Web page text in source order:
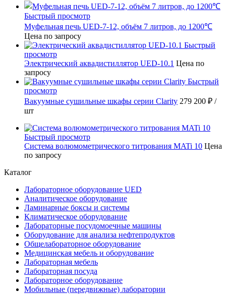
Быстрый просмотр
Муфельная печь UED-7-12, объём 7 литров, до 1200℃
Цена по запросу
Быстрый
просмотр
Электрический аквадистиллятор UED-10.1 Цена по
запросу
Быстрый
просмотр
Вакуумные сушильные шкафы серии Clarity 279 200 ₽ /
шт
Быстрый просмотр
Система волюмометрического титрования MATi 10 Цена
по запросу
Каталог
Лабораторное оборудование UED
Аналитическое оборудование
Ламинарные боксы и системы
Климатическое оборудование
Лабораторные посудомоечные машины
Оборудование для анализа нефтепродуктов
Общелабораторное оборудование
Медицинская мебель и оборудование
Лабораторная мебель
Лабораторная посуда
Лабораторное оборудование
Мобильные (передвижные) лаборатории